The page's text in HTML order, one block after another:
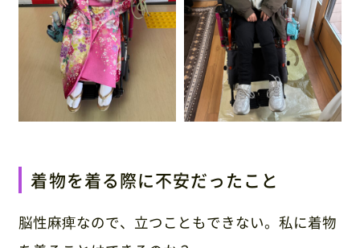
0120-87-4580
(営業時間：9:00〜17:00 / 休日：土日祝)
※ご利用日が近い方は休日でもご連絡ください
着物を着る際に不安だったこと
脳性麻痺なので、立つこともできない。私に着物